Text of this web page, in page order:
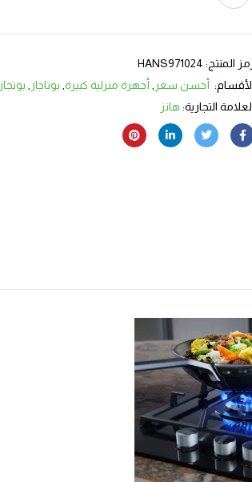
المنتج: HANS971024
أحسن سعر أجهزة منزلية كبيرة بوتاجاز
التجارية: هانز